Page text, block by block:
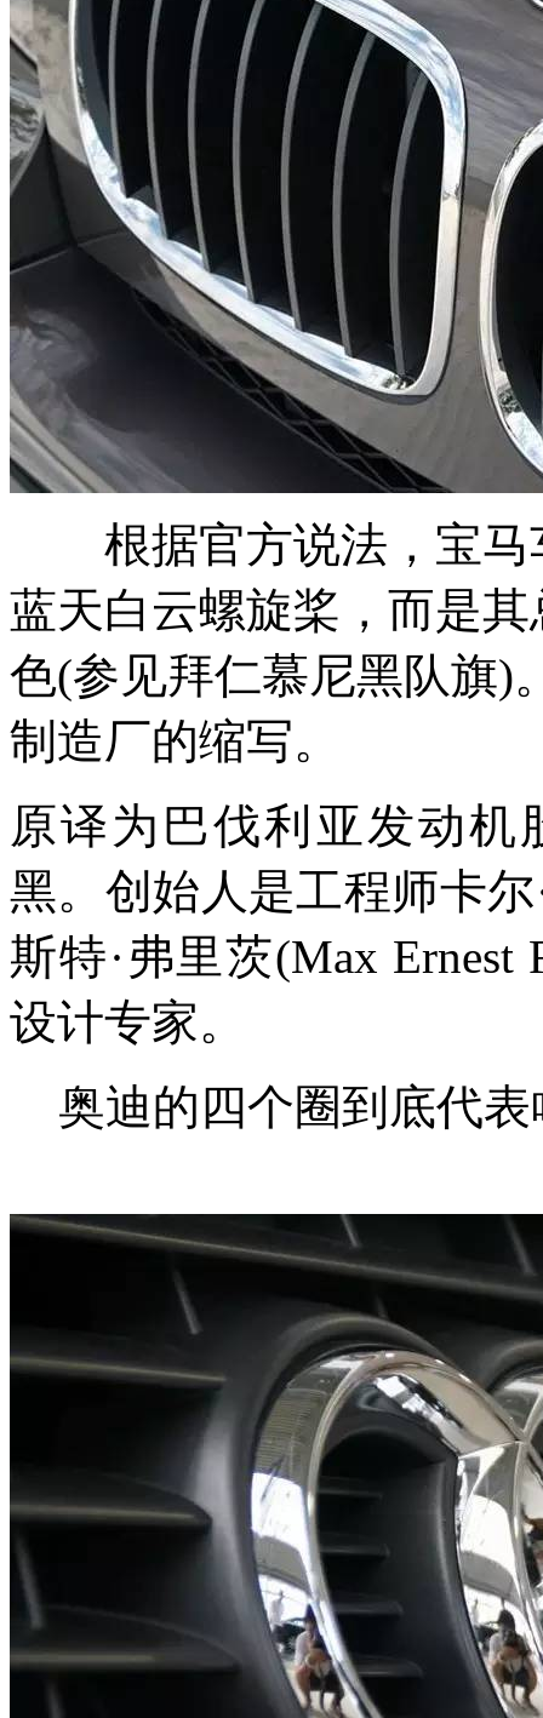
根据官方说法，宝马
蓝天白云螺旋桨，而是
色(参见拜仁慕尼黑队旗)
制造厂的缩写。
原译为巴伐利亚发动机
黑。创始人是工程师卡尔
斯特·弗里茨(Max
设计专家。
奥迪的四个圈到底代表